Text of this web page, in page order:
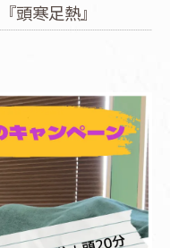
頭寒足熱』